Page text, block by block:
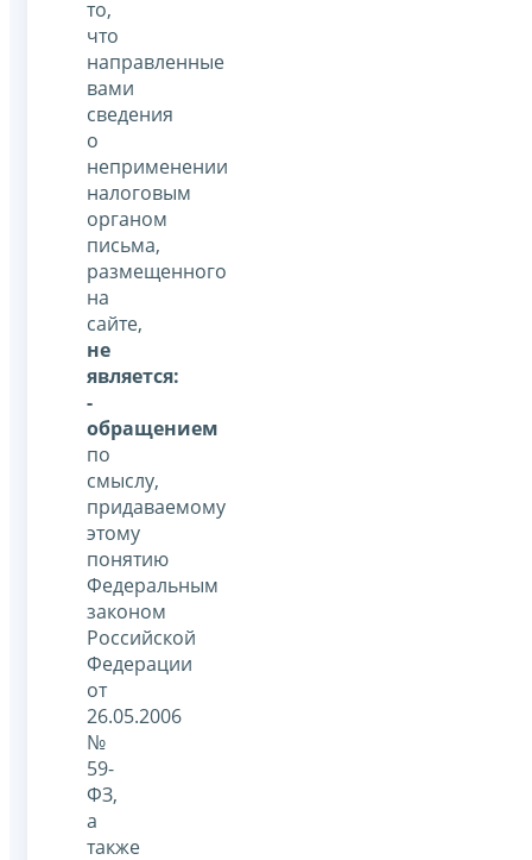
то,
что
направленные
вами
сведения
о
неприменении
налоговым
органом
письма,
размещенного
на
сайте,
не
является:
-
обращением
по
смыслу,
придаваемому
этому
понятию
Федеральным
законом
Российской
Федерации
от
26.05.2006
№
59-
ФЗ,
а
также